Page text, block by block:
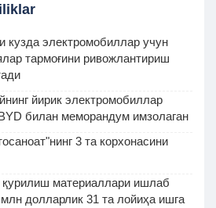
кузда электромобиллар учун
тармоғини ривожлантириш
йирик электромобиллар
билан меморандум имзолаган
3 та корхонасини
материаллари ишлаб
долларлик 31 та лойиҳа ишга